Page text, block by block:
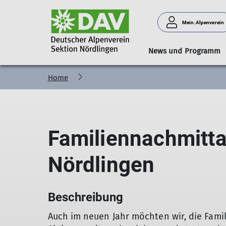
Mein.Alpenverein
News und Programm
Aktuelles Tourenberichte
Galerie Hüttenteam Karwendel-
Albwanderungen Bergwandern
Bouldern Kaffeetreff
Vorstand Tourenleiter
Familiengruppe
Home
Nördlingen
Beschreibung
Auch im neuen Jahr möchten wir, die